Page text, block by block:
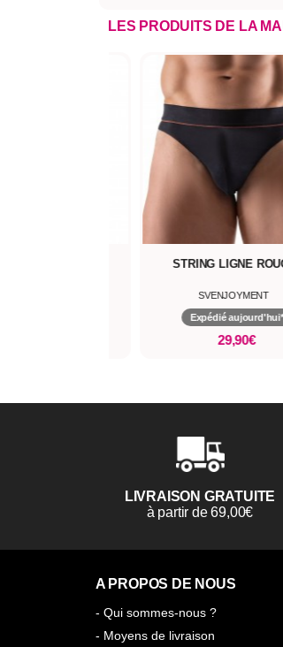
LES PRODUITS DE LA
-30%
CALEÇON RÉSILLE
SVENJOYMENT
Expédié aujourd'hui*
49,90€34,93€
LIVRAISON GRATUITE
à partir de 69,00€
A PROPOS DE NOUS
- Qui sommes-nous ?
- Moyens de livraison